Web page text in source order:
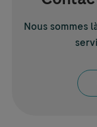
Nous sommes